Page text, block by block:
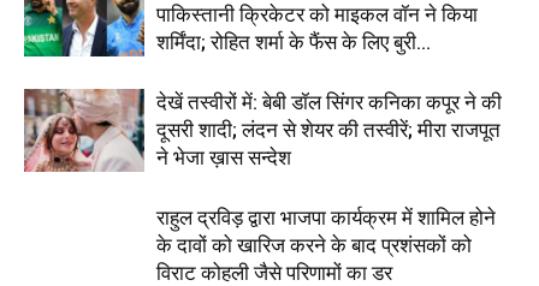
पाकिस्तानी क्रिकेटर को माइकल वॉन ने किया
शर्मिंदा; रोहित शर्मा के फैंस के लिए बुरी...
देखें तस्वीरों में: बेबी डॉल सिंगर कनिका कपूर ने की
दूसरी शादी; लंदन से शेयर की तस्वीरें; मीरा राजपूत
ने भेजा ख़ास सन्देश
राहुल द्रविड़ द्वारा भाजपा कार्यक्रम में शामिल होने
के दावों को खारिज करने के बाद प्रशंसकों को
विराट कोहली जैसे परिणामों का डर